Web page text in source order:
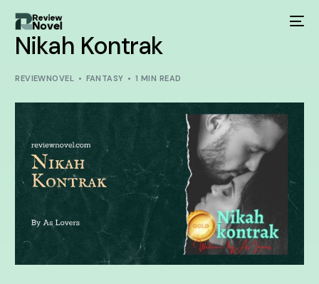
Nikah Kontrak
REVIEWNOVEL FANTASY 1 MIN READ